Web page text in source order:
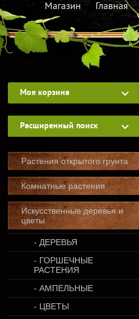
Магазин Главная
Моя корзина
Расширенный поиск
Растения открытого грунта
Комнатные растения
Искусственные деревья и
цветы
- ДЕРЕВЬЯ
- ГОРШЕЧНЫЕ
РАСТЕНИЯ
- АМПЕЛЬНЫЕ
- ЦВЕТЫ